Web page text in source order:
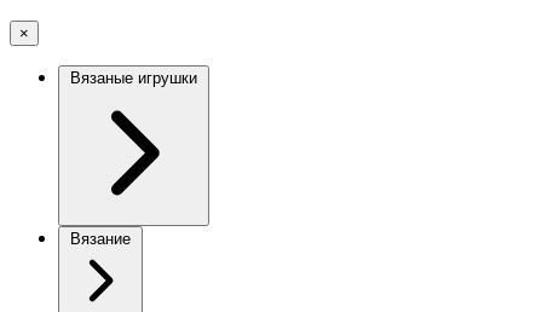
×
Вязаные игрушки
Вязание